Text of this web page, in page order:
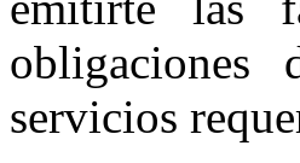
servicios